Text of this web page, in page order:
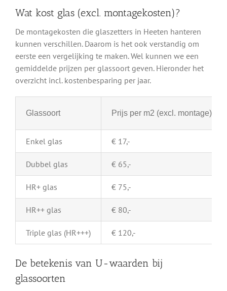
Wat kost glas (excl. montagekosten)?
De montagekosten die glaszetters in Heeten hanteren
kunnen verschillen. Daarom is het ook verstandig om
eerste een vergelijking te maken. Wel kunnen we een
gemiddelde prijzen per glassoort geven. Hieronder het
overzicht incl. kostenbesparing per jaar.
Glassoort Prijs per m2 (excl. montage)
Enkel glas € 17,-
Dubbel glas € 65,-
HR+ glas € 75,-
HR++ glas € 80,-
Triple glas (HR+++) € 120,-
De betekenis van U-waarden bij
glassoorten